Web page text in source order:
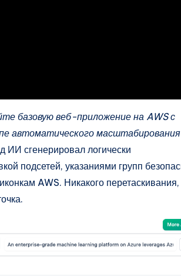
базовую веб-приложение на AWS с
автоматического масштабирования
ИИ сгенерировал логически
подсетей, указаниями групп
AWS. Никакого перетаскивания,